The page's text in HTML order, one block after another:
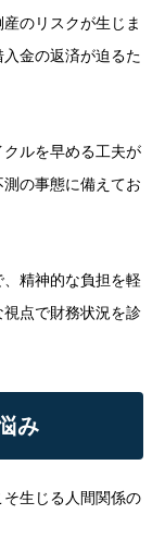
のリスクが生じま
金の返済が迫るた
ルを早める工夫が
の事態に備えてお
精神的な負担を軽
点で財務状況を診
み
生じる人間関係の